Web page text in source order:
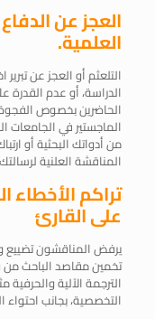
العجز عن
العلمية.
التلعثم أو العجز عن
الدراسة، أو عدم القدرة
الحاضرين بخصوص
الماجستير في الجامعات
من أدواتك البحثية أو
المناقشة العلنية
تراكم
على القارئ
يرفض المناقشون
تخمين مقاصد الباحث من
الترجمة الآلية
التخصصية، بجانب احتواء